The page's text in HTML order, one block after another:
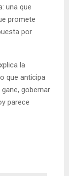
una que
promete
por
la
que anticipa
gobernar
parece